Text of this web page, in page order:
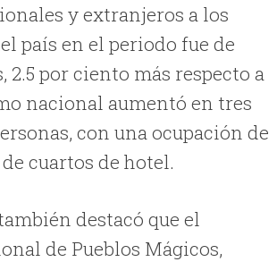
y extranjeros a los
país en el periodo fue de
2.5 por ciento más respecto a
nacional aumentó en tres
con una ocupación de
cuartos de hotel.
destacó que el
de Pueblos Mágicos,